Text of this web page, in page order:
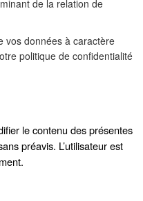
de la relation de
vos données à caractère
politique de confidentialité
le contenu des présentes
préavis. L’utilisateur est